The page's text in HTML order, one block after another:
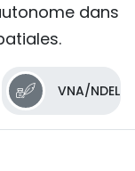
dans
VNA/NDEL